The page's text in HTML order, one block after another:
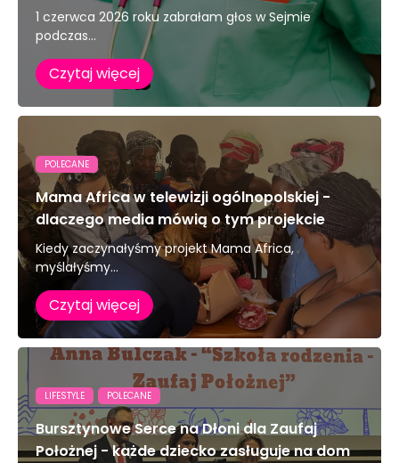
1 czerwca 2026 roku zabrałam głos w Sejmie
podczas...
Czytaj więcej
POLECANE
Mama Africa w telewizji ogólnopolskiej -
dlaczego media mówią o tym projekcie
Kiedy zaczynałyśmy projekt Mama Africa,
myślałyśmy...
Czytaj więcej
LIFESTYLE POLECANE
Bursztynowe Serce na Dłoni dla Zaufaj
Położnej - każde dziecko zasługuje na dom